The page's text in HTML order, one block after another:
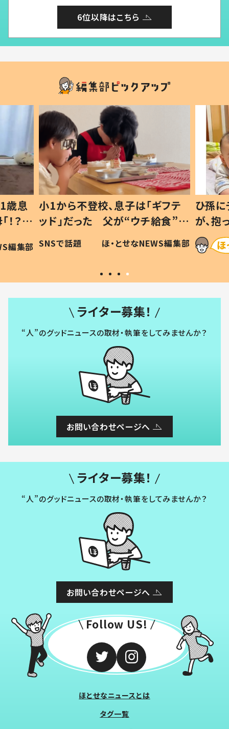
6位以降はこちら
歳息
？」
編集部
小1から不登校、息子は「ギフテ
ッド」だった 父が“ウチ給食”を
作り続ける理由とは #令和の親
#令和の子
SNSで話題 ほ・とせなNEWS編集部
ひ孫
が、
「涙が
い」
ライター募集！
“人”のグッドニュースの取材・執筆をしてみませんか？
お問い合わせページへ
ライター募集！
“人”のグッドニュースの取材・執筆をしてみませんか？
お問い合わせページへ
Follow US!
ほとせなニュースとは
タグ一覧